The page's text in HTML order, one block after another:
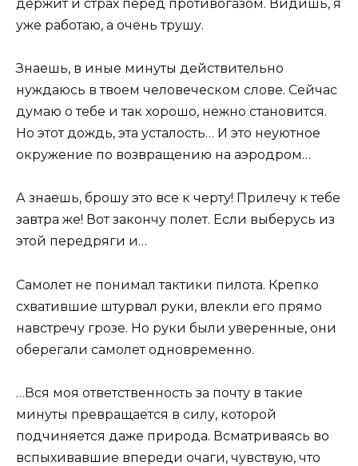
держит и страх перед противогазом. Видишь, я
уже работаю, а очень трушу.
Знаешь, в иные минуты действительно
нуждаюсь в твоем человеческом слове. Сейчас
думаю о тебе и так хорошо, нежно становится.
Но этот дождь, эта усталость… И это неуютное
окружение по возвращению на аэродром…
А знаешь, брошу это все к черту! Прилечу к тебе
завтра же! Вот закончу полет. Если выберусь из
этой передряги и…
Самолет не понимал тактики пилота. Крепко
схватившие штурвал руки, влекли его прямо
навстречу грозе. Но руки были уверенные, они
оберегали самолет одновременно.
…Вся моя ответственность за почту в такие
минуты превращается в силу, которой
подчиняется даже природа. Всматриваясь во
вспыхивавшие впереди очаги, чувствую, что